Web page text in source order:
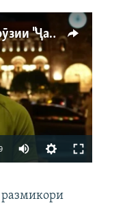
Ҳаводории арманиҳо аз пирӯзии "Ҷаллод"-и тоҷик
360p